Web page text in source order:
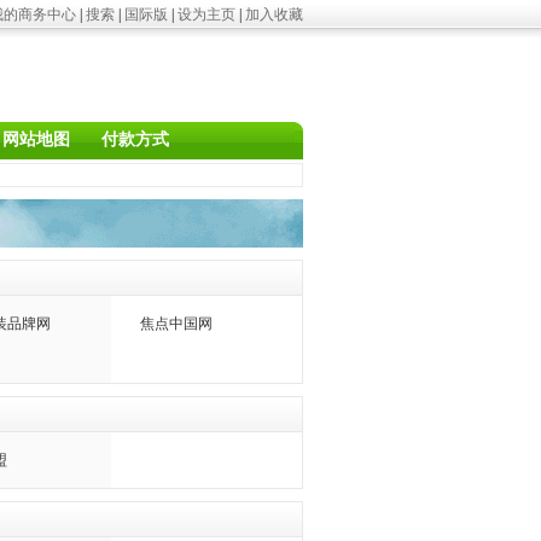
的商务中心 搜索 国际版 设为主页 加入收藏
网站地图 付款方式
品牌网 焦点中国网